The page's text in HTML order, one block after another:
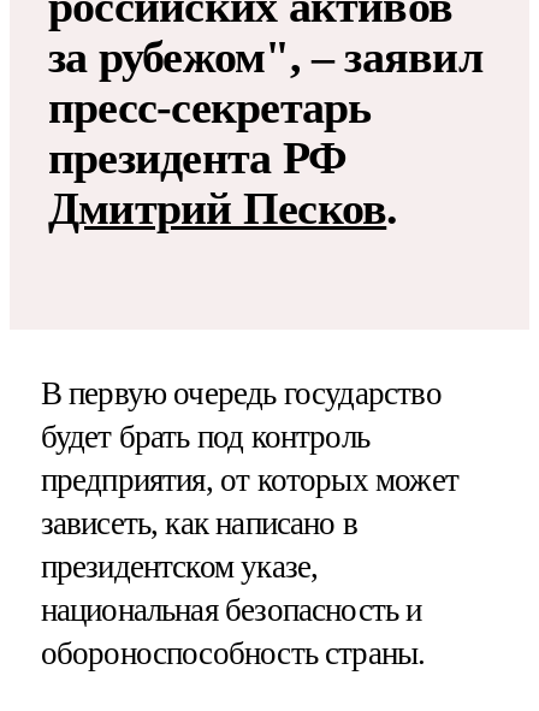
за рубежом", – заявил
пресс-секретарь
президента РФ
Дмитрий Песков.
В первую очередь государство
будет брать под контроль
предприятия, от которых может
зависеть, как написано в
президентском указе,
национальная безопасность и
обороноспособность страны.